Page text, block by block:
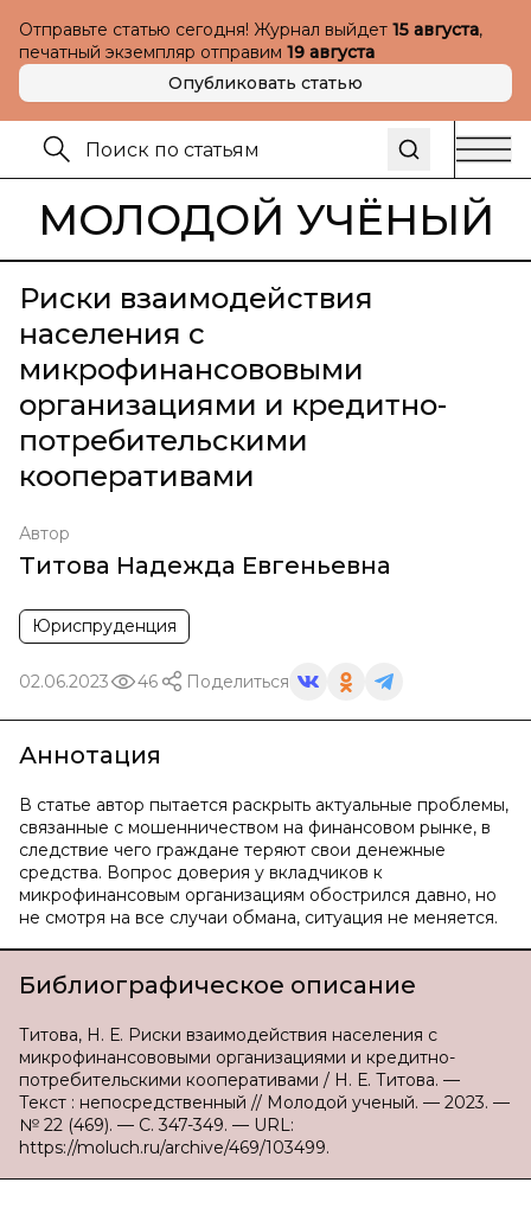
Отправьте статью сегодня! Журнал выйдет 15 августа,
печатный экземпляр отправим 19 августа
Опубликовать статью
МОЛОДОЙ УЧЁНЫЙ
Риски взаимодействия
населения с
микрофинансововыми
организациями и кредитно-
потребительскими
кооперативами
Автор
Титова Надежда Евгеньевна
Юриспруденция
02.06.2023 46 Поделиться
Аннотация
В статье автор пытается раскрыть актуальные проблемы,
связанные с мошенничеством на финансовом рынке, в
следствие чего граждане теряют свои денежные
средства. Вопрос доверия у вкладчиков к
микрофинансовым организациям обострился давно, но
не смотря на все случаи обмана, ситуация не меняется.
Библиографическое описание
Титова, Н. Е. Риски взаимодействия населения с
микрофинансововыми организациями и кредитно-
потребительскими кооперативами / Н. Е. Титова. —
Текст : непосредственный // Молодой ученый. — 2023. —
№ 22 (469). — С. 347-349. — URL:
https://moluch.ru/archive/469/103499.